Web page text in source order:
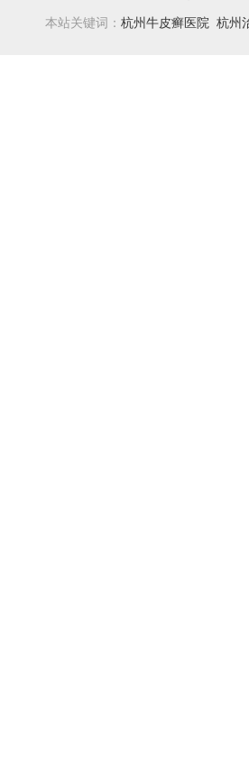
本站关键词： 杭州牛皮癣医院 杭州